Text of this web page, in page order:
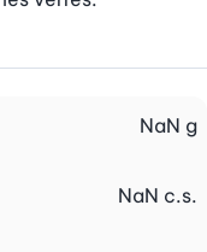
NaN g
NaN c.s.